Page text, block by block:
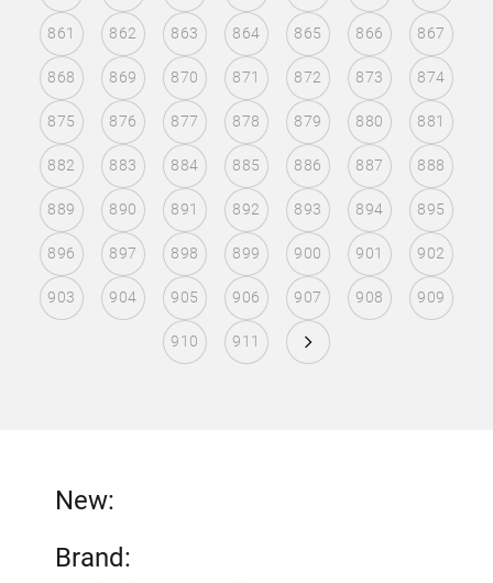
861 862 863 864 865 866 867
868 869 870 871 872 873 874
875 876 877 878 879 880 881
882 883 884 885 886 887 888
889 890 891 892 893 894 895
896 897 898 899 900 901 902
903 904 905 906 907 908 909
910 911
New:
Brand: